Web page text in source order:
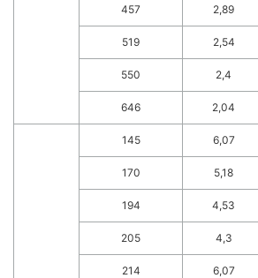
457 2,89
519 2,54
550 2,4
646 2,04
145 6,07
170 5,18
194 4,53
205 4,3
214 6,07